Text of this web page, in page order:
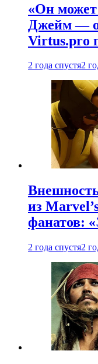
«Он может
Джейм —
Virtus.pro
2 года спустя2
из
фанатов:
2 года спустя2